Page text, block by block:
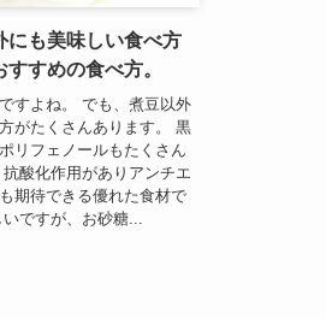
にも美味しい食べ方
すめの食べ方。
すよね。 でも、煮豆以外
がたくさんあります。 黒
リフェノールもたくさん
酸化作用がありアンチエ
期待できる優れた食材で
ですが、お砂糖...